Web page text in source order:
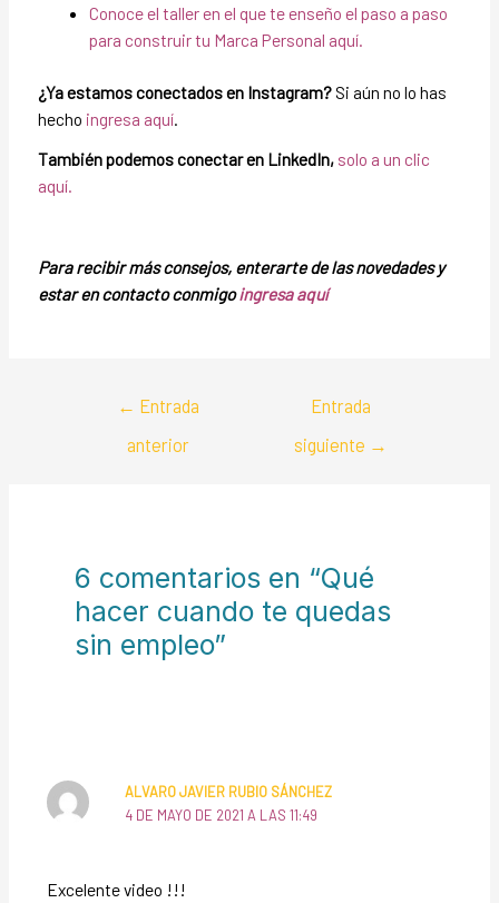
Conoce el taller en el que te enseño el paso a paso
para construir tu Marca Personal aquí.
¿Ya estamos conectados en Instagram?Si aún no lo has
hecho ingresa aquí.
También podemos conectar en LinkedIn,solo a un clic
aquí.
Para recibir más consejos, enterarte de las novedades y
estar en contacto conmigoingresa aquí
← Entrada
anterior
Entrada
siguiente →
6 comentarios en “Qué
hacer cuando te quedas
sin empleo”
ALVARO JAVIER RUBIO SÁNCHEZ
4 DE MAYO DE 2021 A LAS 11:49
Excelente video !!!